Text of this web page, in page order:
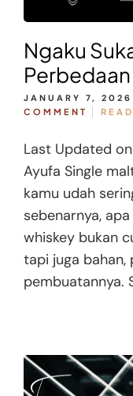
Ngaku
Perbedaan
JANUARY 7, 2026
COMMENT
Last Updated
Ayufa Single
kamu udah
sebenarnya,
whiskey bukan
tapi juga bahan,
pembuatannya.